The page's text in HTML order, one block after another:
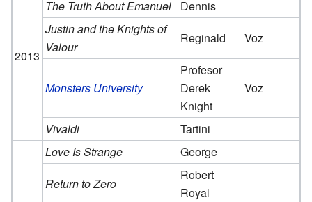
2013
The Truth About Emanuel
Dennis
Justin and the Knights of
Valour
Reginald Voz
Monsters University
Profesor
Derek
Knight
Voz
Vivaldi Tartini
Love Is Strange
George
Return to Zero
Robert
Royal